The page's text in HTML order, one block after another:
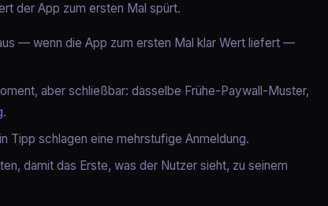
der App zum ersten Mal spürt.
— wenn die App zum ersten Mal klar Wert liefert —
aber schließbar: dasselbe Frühe-Paywall-Muster,
.
Tipp schlagen eine mehrstufige Anmeldung.
damit das Erste, was der Nutzer sieht, zu seinem